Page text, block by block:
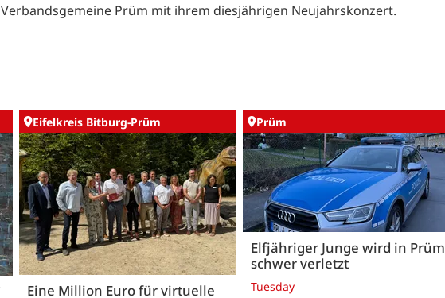
Verbandsgemeine Prüm mit ihrem diesjährigen Neujahrskonzert.
Eifelkreis Bitburg-Prüm
Eine Million Euro für virtuelle
Prüm
Elfjähriger Junge wird in Prüm
schwer verletzt
Tuesday